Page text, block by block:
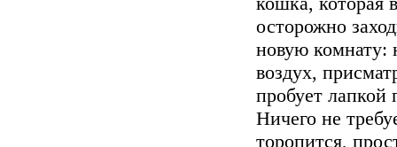
осторожно
новую комнату:
воздух,
пробует лапкой
Ничего не
торопится,